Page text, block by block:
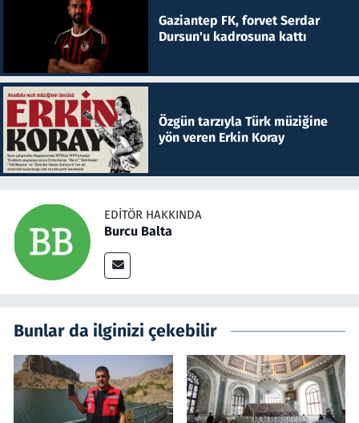
Gaziantep FK, forvet Serdar
Dursun'u kadrosuna kattı
Özgün tarzıyla Türk müziğine
yön veren Erkin Koray
EDITÖR HAKKINDA
Burcu Balta
Bunlar da ilginizi çekebilir